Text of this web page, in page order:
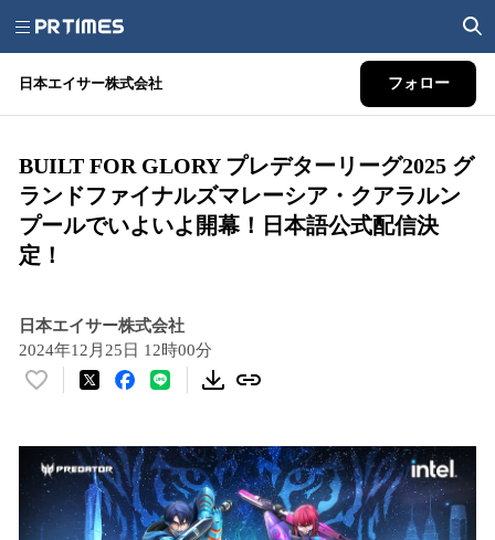
日本エイサー株式会社 フォロー
BUILT FOR GLORY プレデターリーグ2025 グ
ランドファイナルズマレーシア・クアラルン
プールでいよいよ開幕！日本語公式配信決
定！
日本エイサー株式会社
2024年12月25日 12時00分
い
！
数
を
読